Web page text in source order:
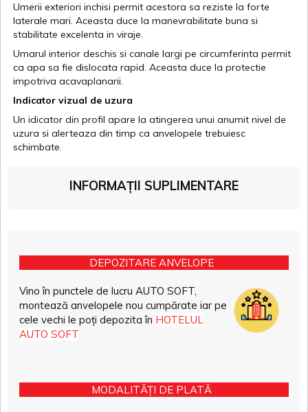
Umerii exteriori inchisi permit acestora sa reziste la forte
laterale mari. Aceasta duce la manevrabilitate buna si
stabilitate excelenta in viraje.
Umarul interior deschis si canale largi pe circumferinta permit
ca apa sa fie dislocata rapid. Aceasta duce la protectie
impotriva acavaplanarii.
Indicator vizual de uzura
Un idicator din profil apare la atingerea unui anumit nivel de
uzura si alerteaza din timp ca anvelopele trebuiesc
schimbate.
INFORMAȚII SUPLIMENTARE
DEPOZITARE ANVELOPE
Vino în punctele de lucru AUTO SOFT,
montează anvelopele nou cumpărate iar pe
cele vechi le poți depozita în HOTELUL
AUTO SOFT
MODALITĂȚI DE PLATĂ